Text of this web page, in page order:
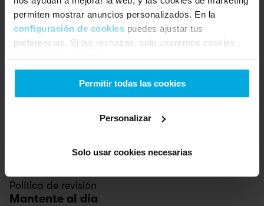
permiten mostrar anuncios personalizados. En la
configuración de cookies puedes ajustar tus
preferencias. Si las rechazas, solo usaremos cookies
funcionales y analíticas.
Permitir todas las cookies
Personalizar
Solo usar cookies necesarias
Mantente al día
Tiendas
Swapfiets
Sobre nosotros
Nuestro impacto
Stories
Vacantes
Legal
Política de privacidad
Cookies
Política de revisión